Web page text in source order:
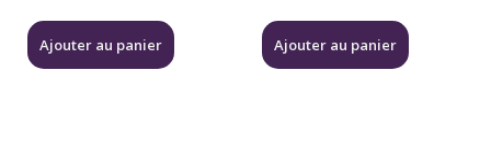
Ajouter au panier Ajouter au panier